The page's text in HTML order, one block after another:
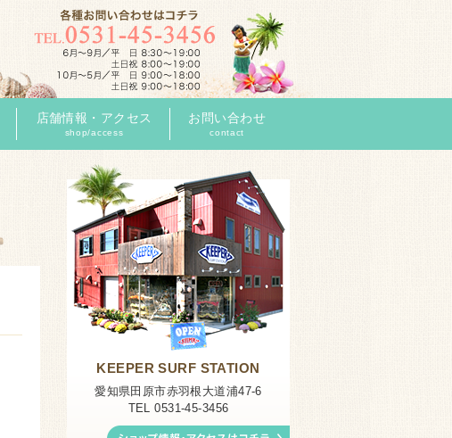
店舗情報・アクセス
shop/access
お問い合わせ
contact
KEEPER SURF STATION
愛知県田原市赤羽根大道浦47-6
TEL 0531-45-3456